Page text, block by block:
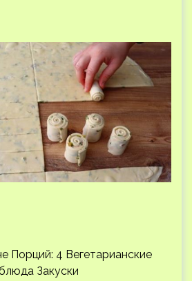
Порций: 4 Вегетарианские
Закуски